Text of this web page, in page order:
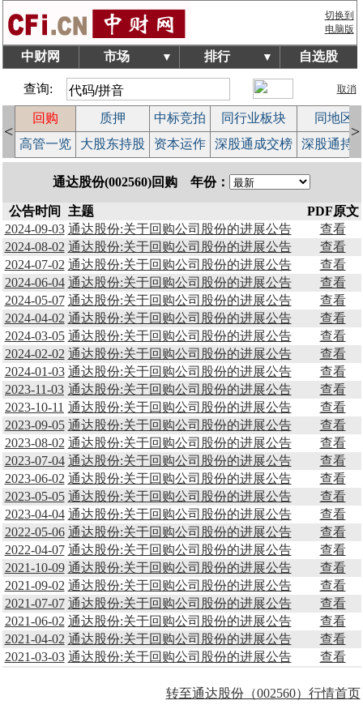
切换到
电脑版
中财网 市场 ▼ 排行 ▼ 自选股
查询: 取消
<
回购 质押 中标竞拍 同行业板块
同地区
高管一览 大股东持股 资本运作 深股通成交榜 深股通持
>
通达股份(002560)回购 年份：
公告时间 主题
PDF原文
2024-09-03 通达股份:关于回购公司股份的进展公告
查看
2024-08-02 通达股份:关于回购公司股份的进展公告
查看
2024-07-02 通达股份:关于回购公司股份的进展公告
查看
2024-06-04 通达股份:关于回购公司股份的进展公告
查看
2024-05-07 通达股份:关于回购公司股份的进展公告
查看
2024-04-02 通达股份:关于回购公司股份的进展公告
查看
2024-03-05 通达股份:关于回购公司股份的进展公告
查看
2024-02-02 通达股份:关于回购公司股份的进展公告
查看
2024-01-03 通达股份:关于回购公司股份的进展公告
查看
2023-11-03 通达股份:关于回购公司股份的进展公告
查看
2023-10-11 通达股份:关于回购公司股份的进展公告
查看
2023-09-05 通达股份:关于回购公司股份的进展公告
查看
2023-08-02 通达股份:关于回购公司股份的进展公告
查看
2023-07-04 通达股份:关于回购公司股份的进展公告
查看
2023-06-02 通达股份:关于回购公司股份的进展公告
查看
2023-05-05 通达股份:关于回购公司股份的进展公告
查看
2023-04-04 通达股份:关于回购公司股份的进展公告
查看
2022-05-06 通达股份:关于回购公司股份的进展公告
查看
2022-04-07 通达股份:关于回购公司股份的进展公告
查看
2021-10-09 通达股份:关于回购公司股份的进展公告
查看
2021-09-02 通达股份:关于回购公司股份的进展公告
查看
2021-07-07 通达股份:关于回购公司股份的进展公告
查看
2021-06-02 通达股份:关于回购公司股份的进展公告
查看
2021-04-02 通达股份:关于回购公司股份的进展公告
查看
2021-03-03 通达股份:关于回购公司股份的进展公告 查看
转至通达股份（002560）行情首页